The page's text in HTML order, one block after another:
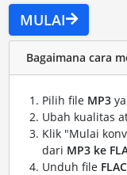
MULAI
Bagaimana cara
Pilih file MP3
Ubah kualitas
Klik "Mulai
dari MP3 ke
Unduh file FLAC